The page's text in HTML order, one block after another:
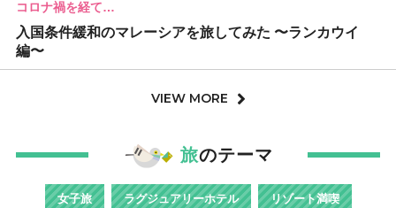
コロナ禍を経て…
入国条件緩和のマレーシアを旅してみた 〜ランカウイ
編〜
VIEW MORE
旅のテーマ
女子旅 ラグジュアリーホテル リゾート満喫